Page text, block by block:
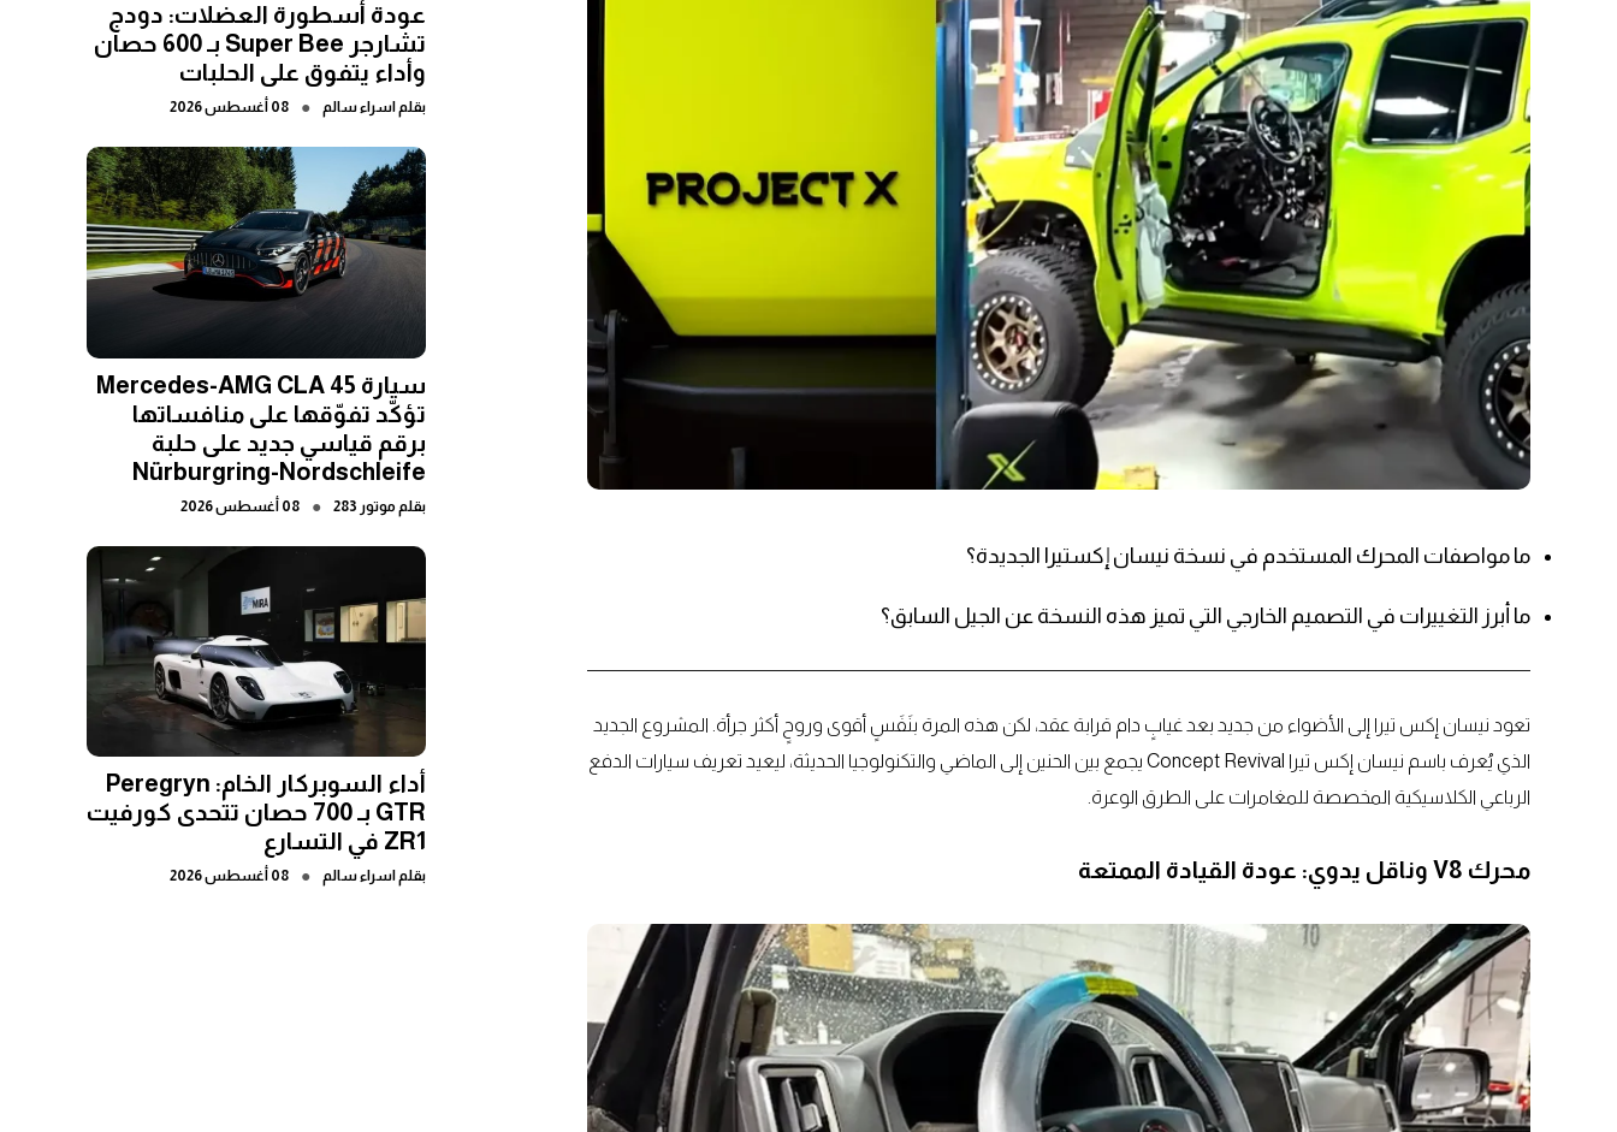
ما مواصفات المحرك المستخدم في نسخة نيسان إكستيرا الجديدة؟
ما أبرز التغييرات في التصميم الخارجي التي تميز هذه النسخة عن الجيل السابق؟
تعود نيسان إكس تيرا إلى الأضواء من جديد بعد غيابٍ دام قرابة عقد، لكن هذه المرة بنَفَسٍ أقوى وروحٍ أكثر جرأة. المشروع الجديد
الذي يُعرف باسم نيسان إكس تيرا Concept Revival يجمع بين الحنين إلى الماضي والتكنولوجيا الحديثة، ليعيد تعريف سيارات الدفع
الرباعي الكلاسيكية المخصصة للمغامرات على الطرق الوعرة.
محرك V8 وناقل يدوي: عودة القيادة الممتعة
عودة أسطورة العضلات: دودج
تشارجر Super Bee بـ 600 حصان
وأداء يتفوق على الحلبات
بقلم اسراء سالم ● 08 أغسطس 2026
سيارة Mercedes-AMG CLA 45
تؤكّد تفوّقها على منافساتها
برقم قياسي جديد على حلبة
Nürburgring-Nordschleife
بقلم موتور 283 ● 08 أغسطس 2026
أداء السوبركار الخام: Peregryn
GTR بـ 700 حصان تتحدى كورفيت
ZR1 في التسارع
بقلم اسراء سالم ● 08 أغسطس 2026